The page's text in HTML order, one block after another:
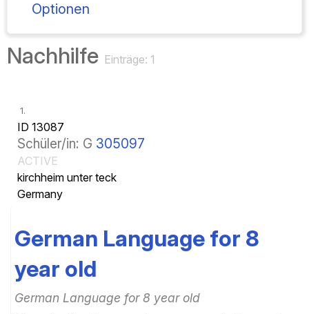
Optionen
Nachhilfe Einträge: 1
1.
ID 13087
Schüler/in: G 305097
ACTIVE
kirchheim unter teck
Germany
German Language for 8
year old
German Language for 8 year old